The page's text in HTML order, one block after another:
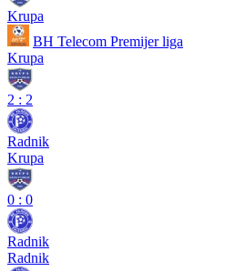
Krupa
BH Telecom Premijer liga
Krupa
2 : 2
Radnik
Krupa
0 : 0
Radnik
Radnik